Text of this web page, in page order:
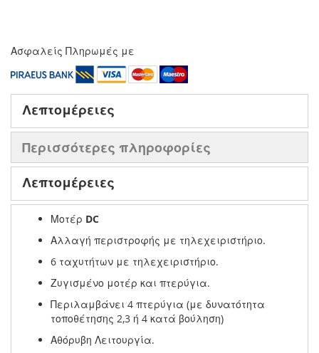
Ασφαλείς Πληρωμές με
Λεπτομέρειες
Περισσότερες πληροφορίες
Λεπτομέρειες
Μοτέρ DC
Αλλαγή περιστροφής με τηλεχειριστήριο.
6 ταχυτήτων με τηλεχειριστήριο.
Ζυγισμένο μοτέρ και πτερύγια.
Περιλαμβάνει 4 πτερύγια (με δυνατότητα
τοποθέτησης 2,3 ή 4 κατά βούληση)
Αθόρυβη Λειτουργία.